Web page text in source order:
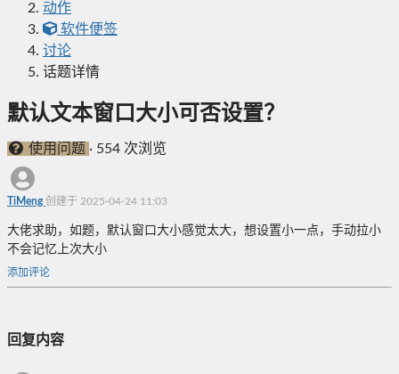
动作
软件便签
讨论
话题详情
默认文本窗口大小可否设置？
使用问题 · 554 次浏览
TiMeng创建于 2025-04-24 11:03
大佬求助，如题，默认窗口大小感觉太大，想设置小一点，手动拉小
不会记忆上次大小
添加评论
回复内容